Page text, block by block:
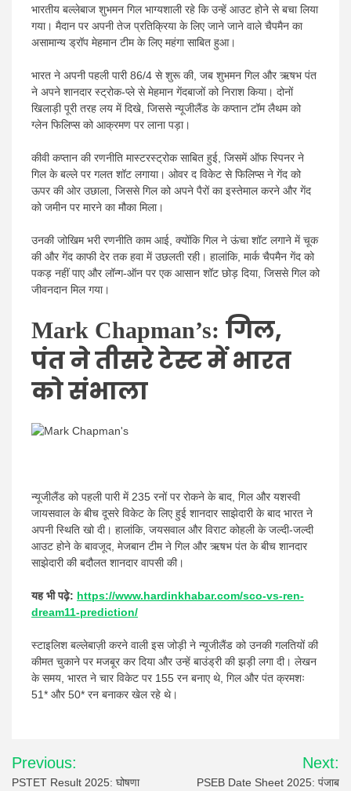
भारतीय बल्लेबाज शुभमन गिल भाग्यशाली रहे कि उन्हें आउट होने से बचा लिया
गया। मैदान पर अपनी तेज प्रतिक्रिया के लिए जाने जाने वाले चैपमैन का
असामान्य ड्रॉप मेहमान टीम के लिए महंगा साबित हुआ।
भारत ने अपनी पहली पारी 86/4 से शुरू की, जब शुभमन गिल और ऋषभ पंत
ने अपने शानदार स्ट्रोक-प्ले से मेहमान गेंदबाजों को निराश किया। दोनों
खिलाड़ी पूरी तरह लय में दिखे, जिससे न्यूजीलैंड के कप्तान टॉम लैथम को
ग्लेन फिलिप्स को आक्रमण पर लाना पड़ा।
कीवी कप्तान की रणनीति मास्टरस्ट्रोक साबित हुई, जिसमें ऑफ स्पिनर ने
गिल के बल्ले पर गलत शॉट लगाया। ओवर द विकेट से फिलिप्स ने गेंद को
ऊपर की ओर उछाला, जिससे गिल को अपने पैरों का इस्तेमाल करने और गेंद
को जमीन पर मारने का मौका मिला।
उनकी जोखिम भरी रणनीति काम आई, क्योंकि गिल ने ऊंचा शॉट लगाने में चूक
की और गेंद काफी देर तक हवा में उछलती रही। हालांकि, मार्क चैपमैन गेंद को
पकड़ नहीं पाए और लॉन्ग-ऑन पर एक आसान शॉट छोड़ दिया, जिससे गिल को
जीवनदान मिल गया।
Mark Chapman’s: गिल,
पंत ने तीसरे टेस्ट में भारत
को संभाला
न्यूजीलैंड को पहली पारी में 235 रनों पर रोकने के बाद, गिल और यशस्वी
जायसवाल के बीच दूसरे विकेट के लिए हुई शानदार साझेदारी के बाद भारत ने
अपनी स्थिति खो दी। हालांकि, जयसवाल और विराट कोहली के जल्दी-जल्दी
आउट होने के बावजूद, मेजबान टीम ने गिल और ऋषभ पंत के बीच शानदार
साझेदारी की बदौलत शानदार वापसी की।
यह भी पढ़े: https://www.hardinkhabar.com/sco-vs-ren-
dream11-prediction/
स्टाइलिश बल्लेबाज़ी करने वाली इस जोड़ी ने न्यूजीलैंड को उनकी गलतियों की
कीमत चुकाने पर मजबूर कर दिया और उन्हें बाउंड्री की झड़ी लगा दी। लेखन
के समय, भारत ने चार विकेट पर 155 रन बनाए थे, गिल और पंत क्रमशः
51* और 50* रन बनाकर खेल रहे थे।
Post
navigation
Previous:
PSTET Result 2025: घोषणा
Next:
PSEB Date Sheet 2025: पंजाब